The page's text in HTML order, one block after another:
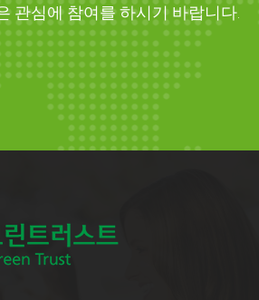
관심에 참여를 하시기 바랍니다.